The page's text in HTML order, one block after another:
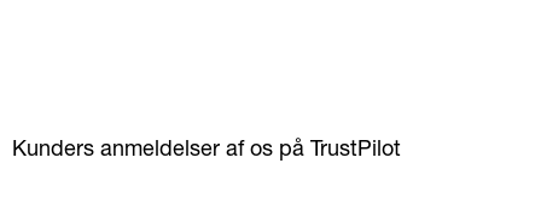
Kunders anmeldelser af os på TrustPilot